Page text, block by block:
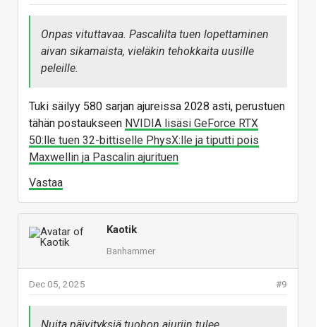
Onpas vituttavaa. Pascalilta tuen lopettaminen
aivan sikamaista, vieläkin tehokkaita uusille
peleille.
Tuki säilyy 580 sarjan ajureissa 2028 asti, perustuen
tähän postaukseen NVIDIA lisäsi GeForce RTX
50:lle tuen 32-bittiselle PhysX:lle ja tiputti pois
Maxwellin ja Pascalin ajurituen
Vastaa
Kaotik
Banhammer
#9
Dec 05, 2025
Nuita päivityksiä tuohon ajuriin tulee